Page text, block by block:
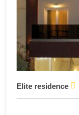
Elite residence 